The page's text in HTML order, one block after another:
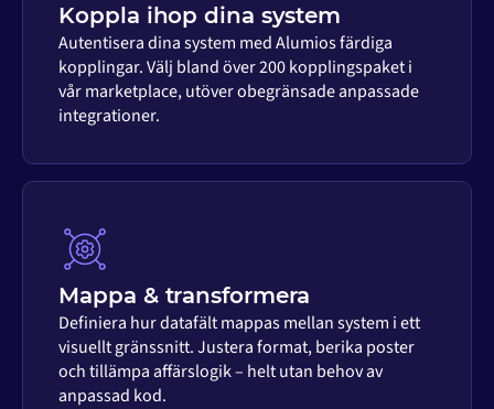
Koppla ihop dina system
Autentisera dina system med Alumios färdiga
kopplingar. Välj bland över 200 kopplingspaket i
vår marketplace, utöver obegränsade anpassade
integrationer.
Mappa & transformera
Definiera hur datafält mappas mellan system i ett
visuellt gränssnitt. Justera format, berika poster
och tillämpa affärslogik – helt utan behov av
anpassad kod.